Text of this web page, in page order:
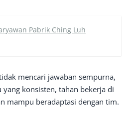
Pabrik Ching Luh
mencari jawaban sempurna,
konsisten, tahan bekerja di
mampu beradaptasi dengan tim.